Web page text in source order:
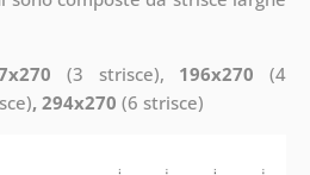
(3 strisce), 196x270 (4
, 294x270 (6 strisce)